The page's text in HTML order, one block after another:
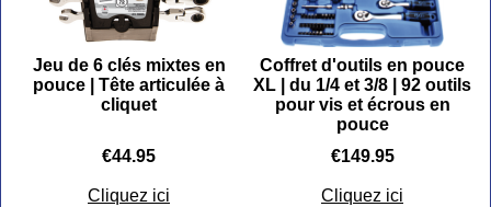
Jeu de 6 clés mixtes en
pouce | Tête articulée à
cliquet
€44.95
Cliquez ici
Coffret d'outils en pouce
XL | du 1/4 et 3/8 | 92 outils
pour vis et écrous en
pouce
€149.95
Cliquez ici